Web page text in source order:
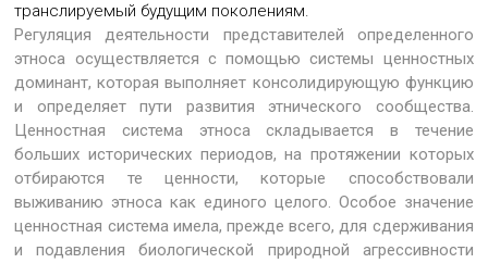
транслируемый будущим поколениям.
Регуляция деятельности представителей определенного
этноса осуществляется с помощью системы ценностных
доминант, которая выполняет консолидирующую функцию
и определяет пути развития этнического сообщества.
Ценностная система этноса складывается в течение
больших исторических периодов, на протяжении которых
отбираются те ценности, которые способствовали
выживанию этноса как единого целого. Особое значение
ценностная система имела, прежде всего, для сдерживания
и подавления биологической природной агрессивности